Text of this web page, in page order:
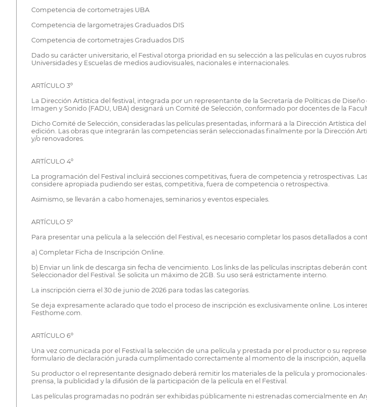
Competencia de cortometrajes UBA
Competencia de largometrajes Graduados DIS
Competencia de cortometrajes Graduados DIS
Dado su carácter universitario, el Festival otorga prioridad en su selección a las películas en cuyos
Universidades y Escuelas de medios audiovisuales, nacionales e internacionales.
ARTÍCULO 3º
La Dirección Artística del festival, integrada por un representante de la Secretaría de Políticas de
Imagen y Sonido (FADU, UBA) designará un Comité de Selección, conformado por docentes de la
Dicho Comité de Selección, consideradas las películas presentadas, informará a la Dirección Artística
edición. Las obras que integrarán las competencias serán seleccionadas finalmente por la Dirección
y/o renovadores.
ARTÍCULO 4º
La programación del Festival incluirá secciones competitivas, fuera de competencia y retrospectivas.
considere apropiada pudiendo ser estas, competitiva, fuera de competencia o retrospectiva.
Asimismo, se llevarán a cabo homenajes, seminarios y eventos especiales.
ARTÍCULO 5º
Para presentar una película a la selección del Festival, es necesario completar los pasos detallados a
a) Completar Ficha de Inscripción Online.
b) Enviar un link de descarga sin fecha de vencimiento. Los links de las películas inscriptas deberán
Seleccionador del Festival. Se solicita un máximo de 2GB. Su uso será estrictamente interno.
La inscripción cierra el 30 de junio de 2026 para todas las categorías.
Se deja expresamente aclarado que todo el proceso de inscripción es exclusivamente online. Los
Festhome.com.
ARTÍCULO 6º
Una vez comunicada por el Festival la selección de una película y prestada por el productor o su
formulario de declaración jurada cumplimentado correctamente al momento de la inscripción, aquella
Su productor o el representante designado deberá remitir los materiales de la película y
prensa, la publicidad y la difusión de la participación de la película en el Festival.
Las películas programadas no podrán ser exhibidas públicamente ni estrenadas comercialmente en